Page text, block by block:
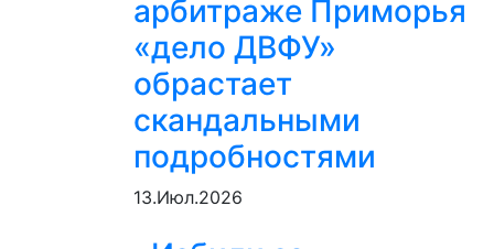
арбитраже Приморья
«дело ДВФУ»
обрастает
скандальными
подробностями
13.Июл.2026